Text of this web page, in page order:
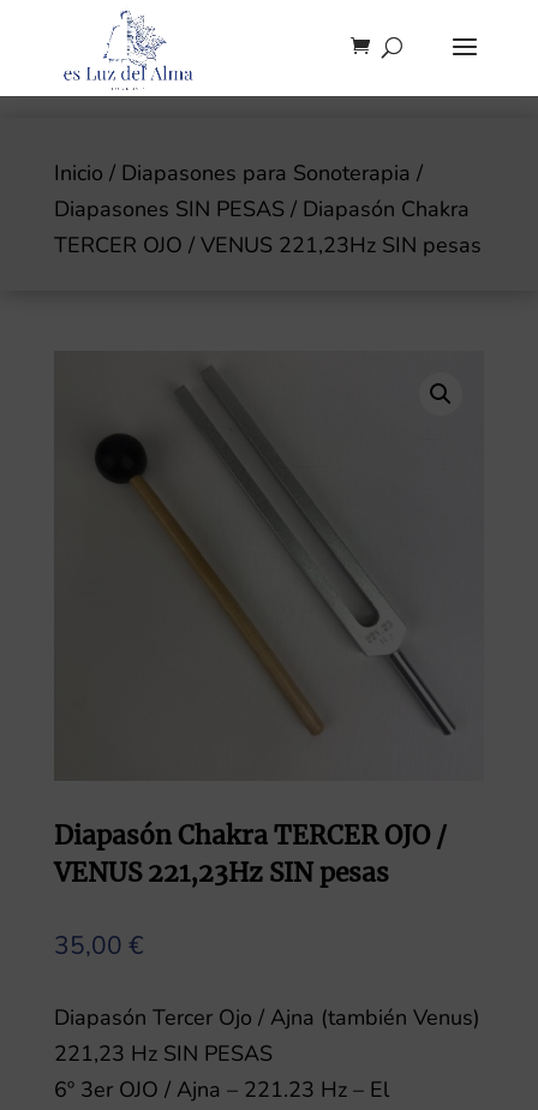
Inicio / Diapasones para Sonoterapia /
Diapasones SIN PESAS / Diapasón Chakra
TERCER OJO / VENUS 221,23Hz SIN pesas
Diapasón Chakra TERCER OJO /
VENUS 221,23Hz SIN pesas
35,00 €
Diapasón Tercer Ojo / Ajna (también Venus)
221,23 Hz SIN PESAS
6º 3er OJO / Ajna – 221.23 Hz – El